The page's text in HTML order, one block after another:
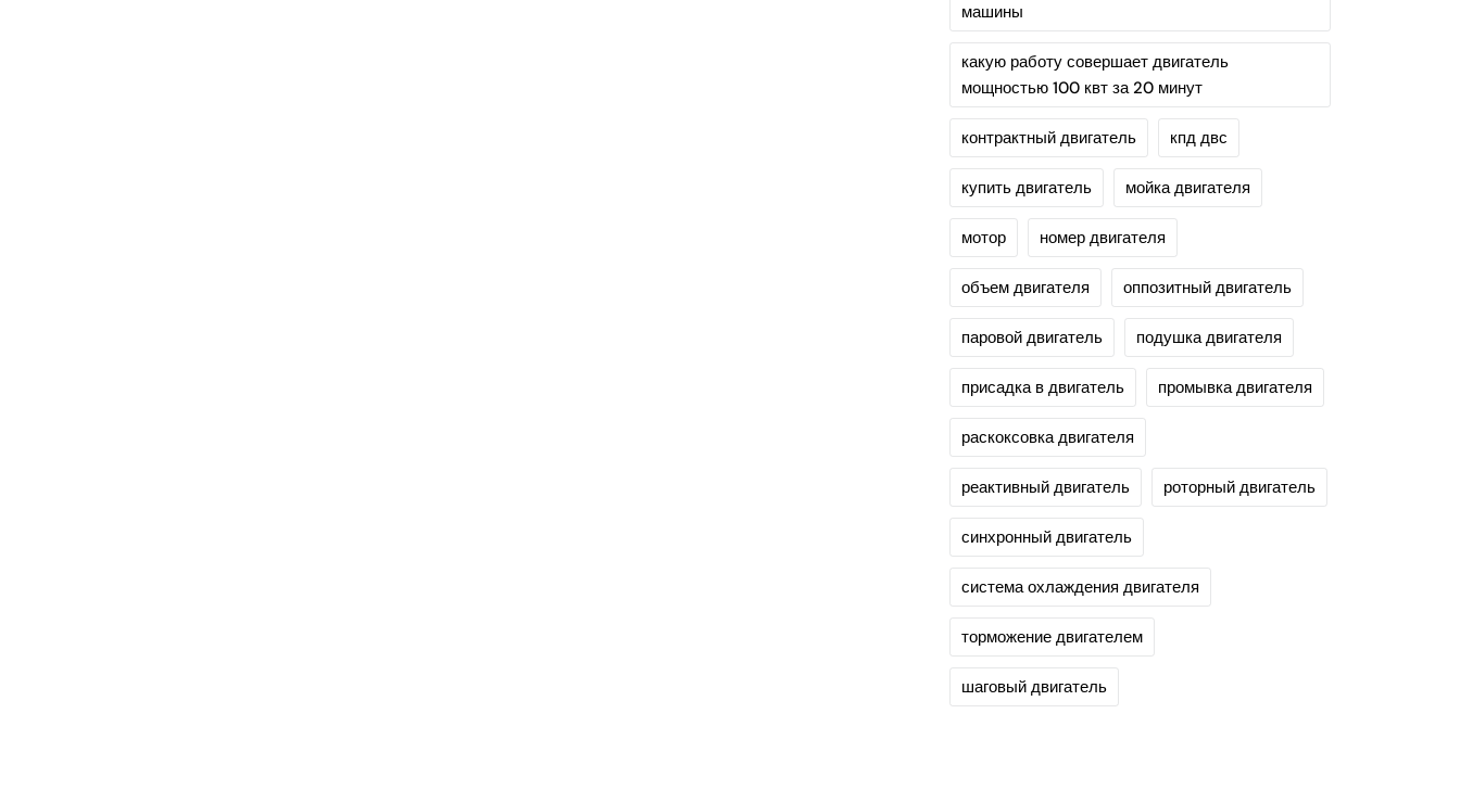
машины
какую работу совершает двигатель
мощностью 100 квт за 20 минут
контрактный двигатель кпд двс
купить двигатель мойка двигателя
мотор номер двигателя
объем двигателя оппозитный двигатель
паровой двигатель подушка двигателя
присадка в двигатель промывка двигателя
раскоксовка двигателя
реактивный двигатель роторный двигатель
синхронный двигатель
система охлаждения двигателя
торможение двигателем
шаговый двигатель